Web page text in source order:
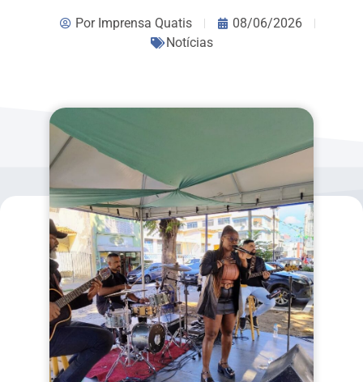
PorImprensa Quatis
08/06/2026
Notícias